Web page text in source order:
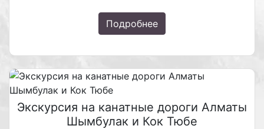
Подробнее
Экскурсия на канатные дороги Алматы
Шымбулак и Кок Тюбе